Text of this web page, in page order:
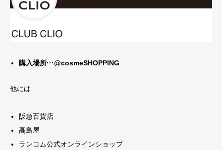
購入場所···@cosmeSHOPPING
他には
阪急百貨店
高島屋
ランコム公式オンラインショップ